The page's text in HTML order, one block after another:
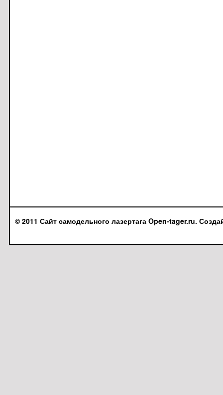
© 2011 Сайт самодельного лазертага Open-tager.ru.